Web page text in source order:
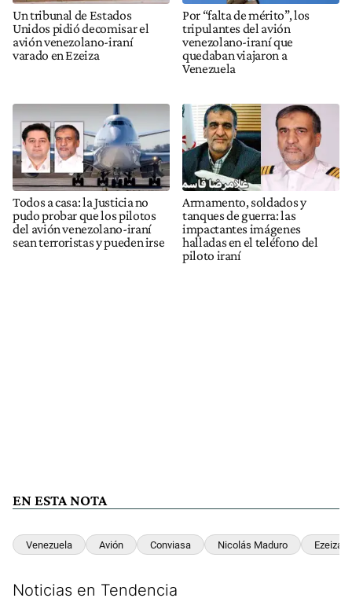
Un tribunal de Estados
Unidos pidió decomisar el
avión venezolano-iraní
varado en Ezeiza
Por “falta de mérito”, los
tripulantes del avión
venezolano-iraní que
quedaban viajaron a
Venezuela
Todos a casa: la Justicia no
pudo probar que los pilotos
del avión venezolano-iraní
sean terroristas y pueden irse
Armamento, soldados y
tanques de guerra: las
impactantes imágenes
halladas en el teléfono del
piloto iraní
EN ESTA NOTA
Venezuela Avión Conviasa Nicolás Maduro Ezeiza
Noticias en Tendencia